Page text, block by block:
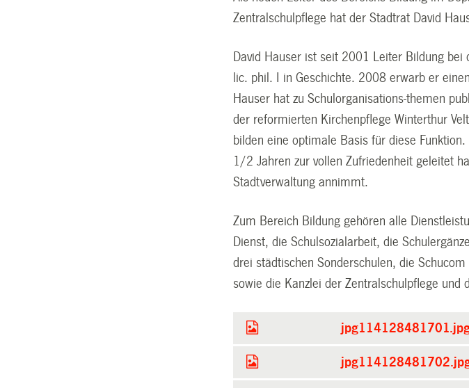
Zentralschulpflege hat der Stadtrat David
David Hauser ist seit 2001 Leiter Bildung
lic. phil. I in Geschichte. 2008 erwarb er
Hauser hat zu Schulorganisations-themen
der reformierten Kirchenpflege Winterthur
bilden eine optimale Basis für diese
1/2 Jahren zur vollen Zufriedenheit geleitet
Stadtverwaltung annimmt.
Zum Bereich Bildung gehören alle
Dienst, die Schulsozialarbeit, die
drei städtischen Sonderschulen, die
sowie die Kanzlei der Zentralschulpflege und